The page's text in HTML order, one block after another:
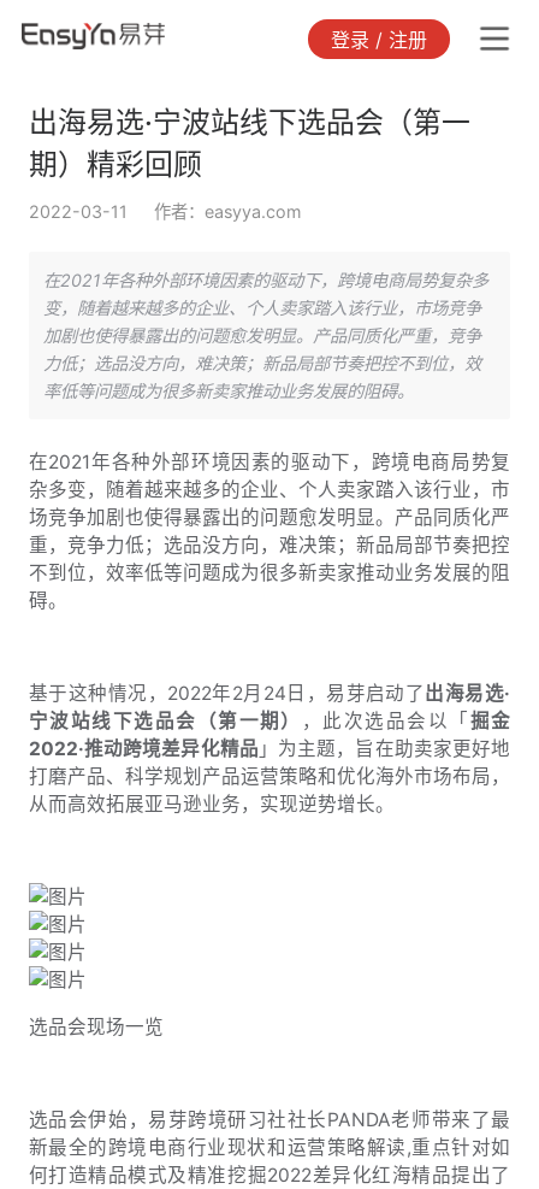
登录 / 注册
出海易选·宁波站线下选品会（第一
期）精彩回顾
2022-03-11 作者：easyya.com
在2021年各种外部环境因素的驱动下，跨境电商局势复杂多
变，随着越来越多的企业、个人卖家踏入该行业，市场竞争
加剧也使得暴露出的问题愈发明显。产品同质化严重，竞争
力低；选品没方向，难决策；新品局部节奏把控不到位，效
率低等问题成为很多新卖家推动业务发展的阻碍。
在2021年各种外部环境因素的驱动下，跨境电商局势复
杂多变，随着越来越多的企业、个人卖家踏入该行业，市
场竞争加剧也使得暴露出的问题愈发明显。产品同质化严
重，竞争力低；选品没方向，难决策；新品局部节奏把控
不到位，效率低等问题成为很多新卖家推动业务发展的阻
碍。
基于这种情况，2022年2月24日，易芽启动了出海易选·
宁波站线下选品会（第一期）
，此次选品会以「 掘金
2022·推动跨境差异化精品 」为主题，旨在助卖家更好地
打磨产品、科学规划产品运营策略和优化海外市场布局，
从而高效拓展亚马逊业务，实现逆势增长。
选品会现场一览
选品会伊始，易芽跨境研习社社长PANDA老师带来了最
新最全的跨境电商行业现状和运营策略解读,重点针对如
何打造精品模式及精准挖掘2022差异化红海精品提出了